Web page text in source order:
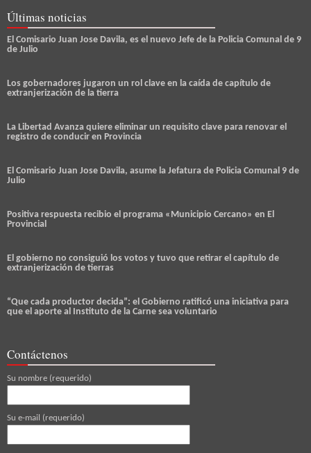
Últimas noticias
El Comisario Juan Jose Davila, es el nuevo Jefe de la Policia Comunal de 9
de Julio
Los gobernadores jugaron un rol clave en la caída de capítulo de
extranjerización de la tierra
La Libertad Avanza quiere eliminar un requisito clave para renovar el
registro de conducir en Provincia
El Comisario Juan Jose Davila, asume la Jefatura de Policia Comunal 9 de
Julio
Positiva respuesta recibio el programa «Municipio Cercano» en El
Provincial
El gobierno no consiguió los votos y tuvo que retirar el capítulo de
extranjerización de tierras
“Que cada productor decida”: el Gobierno ratificó una iniciativa para
que el aporte al Instituto de la Carne sea voluntario
Contáctenos
Su nombre (requerido)
Su e-mail (requerido)